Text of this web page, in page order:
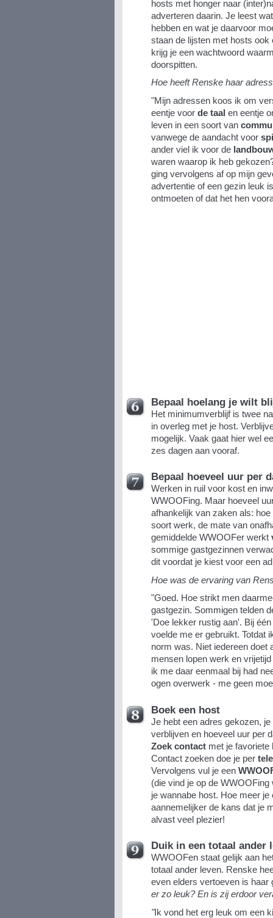
hosts met honger naar
adverteren daarin. Je leest
hebben en wat je daarvoor
staan de lijsten met hosts ook
krijg je een wachtwoord
doorspitten.
Hoe heeft Renske haar
"Mijn adressen koos ik om
eentje voor de taal en eentje
leven in een soort van
vanwege de aandacht voor
ander viel ik voor de
waren waarop ik heb
ging vervolgens af op mijn
advertentie of een gezin leuk
ontmoeten of dat het hen
Bepaal hoelang je wilt
Het minimumverblijf is twee
in overleg met je host.
mogelijk. Vaak gaat hier wel
zes dagen aan vooraf.
Bepaal hoeveel uur per
Werken in ruil voor kost en
WWOOFing. Maar hoeveel
afhankelijk van zaken als:
soort werk, de mate van
gemiddelde WWOOFer werkt
sommige gastgezinnen
dit voordat je kiest voor een
Hoe was de ervaring van
"Goed. Hoe strikt men
gastgezin. Sommigen telden
'Doe lekker rustig aan'. Bij
voelde me er gebruikt. Totdat
norm was. Niet iedereen doet
mensen lopen werk en
ik me daar eenmaal bij had
ogen overwerk - me geen
Boek een host
Je hebt een adres gekozen,
verblijven en hoeveel uur per
Zoek contactmet je favoriete
Contact zoeken doe je per
Vervolgens vul je een
(die vind je op de
je wannabe host. Hoe meer
aannemelijker de kans dat je
alvast veel plezier!
Duik in een totaal ander
WWOOFen staat gelijk aan
totaal ander leven. Renske
even elders vertoeven is haar
er zo leuk? En is zij erdoor
"Ik vond het erg leuk om een